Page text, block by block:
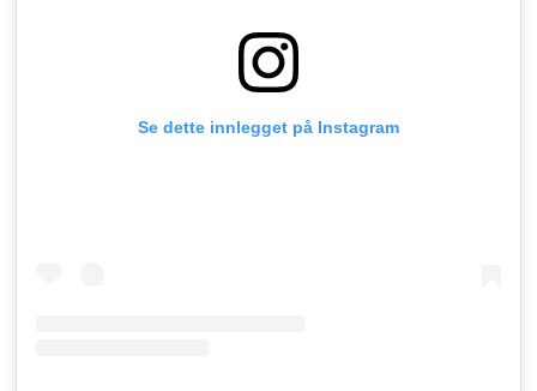
Se dette innlegget på Instagram